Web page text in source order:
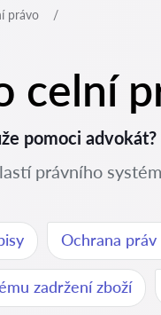
právo
celní
pomoci advokát?
právního
Ochrana
zadržení zboží